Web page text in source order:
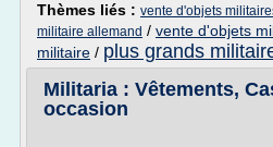
Thèmes liés : vente d'objets
militaire allemand / vente d'objets
militaire / plus grands
Militaria : Vêtements,
occasion